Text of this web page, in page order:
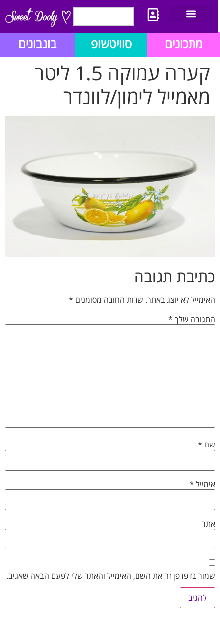
מתכונים סוויטשופ בונבונים
קערה עמוקה 1.5 ליטר
מאמייל לימון/לוונדר
כתיבת תגובה
האימייל לא יוצג באתר. שדות החובה מסומנים *
התגובה שלך*
שם *
אימייל*
אתר
שמור בדפדפן זה את השם, האימייל והאתר שלי לפעם הבאה שאגיב.